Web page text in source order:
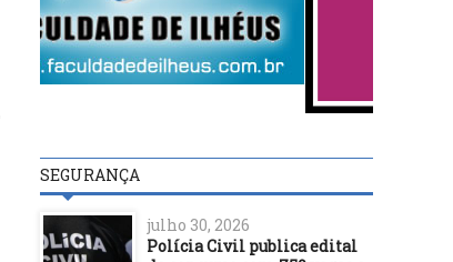
INTERNACIONAL
03/12/16
SEGURANÇA
julho 30, 2026
Polícia Civil publica edital